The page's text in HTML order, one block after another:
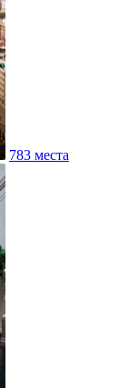
783 места